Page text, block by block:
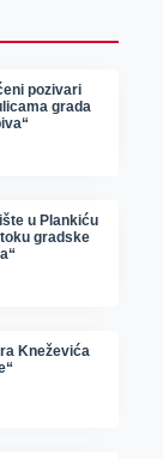
pozivari
grada
u Plankiću
gradske
Kneževića